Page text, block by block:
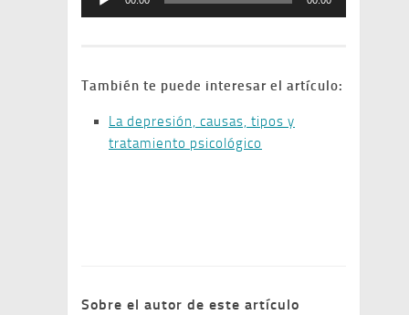
También te puede interesar el artículo:
La depresión, causas, tipos y
tratamiento psicológico
Sobre el autor de este artículo